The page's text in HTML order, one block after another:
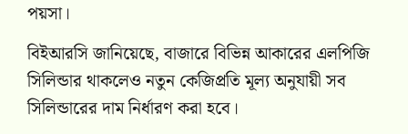
পয়সা।
বিইআরসি জানিয়েছে, বাজারে বিভিন্ন আকারের এলপিজি
সিলিন্ডার থাকলেও নতুন কেজিপ্রতি মূল্য অনুযায়ী সব
সিলিন্ডারের দাম নির্ধারণ করা হবে।